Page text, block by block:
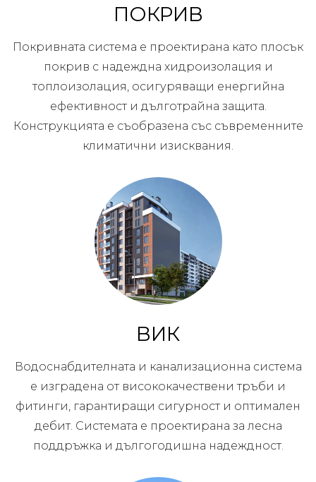
ПОКРИВ
Покривната система е проектирана като плосък
покрив с надеждна хидроизолация и
топлоизолация, осигуряващи енергийна
ефективност и дълготрайна защита.
Конструкцията е съобразена със съвременните
климатични изисквания.
ВИК
Водоснабдителната и канализационна система
е изградена от висококачествени тръби и
фитинги, гарантиращи сигурност и оптимален
дебит. Системата е проектирана за лесна
поддръжка и дългогодишна надеждност.